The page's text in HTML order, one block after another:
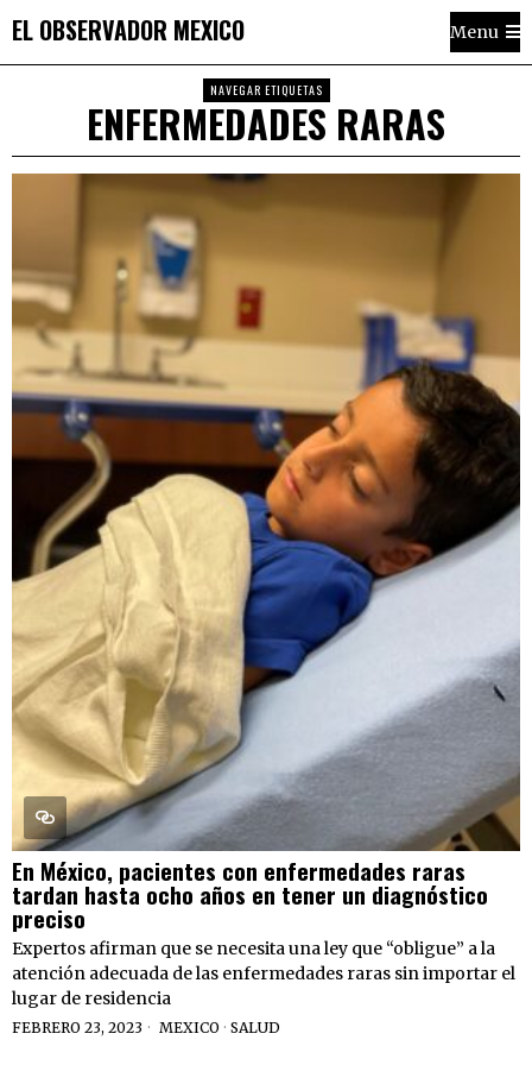
EL OBSERVADOR MEXICO Menu
NAVEGAR ETIQUETAS
ENFERMEDADES RARAS
En México, pacientes con enfermedades raras
tardan hasta ocho años en tener un diagnóstico
preciso
Expertos afirman que se necesita una ley que “obligue” a la
atención adecuada de las enfermedades raras sin importar el
lugar de residencia
FEBRERO 23, 2023 MEXICO · SALUD